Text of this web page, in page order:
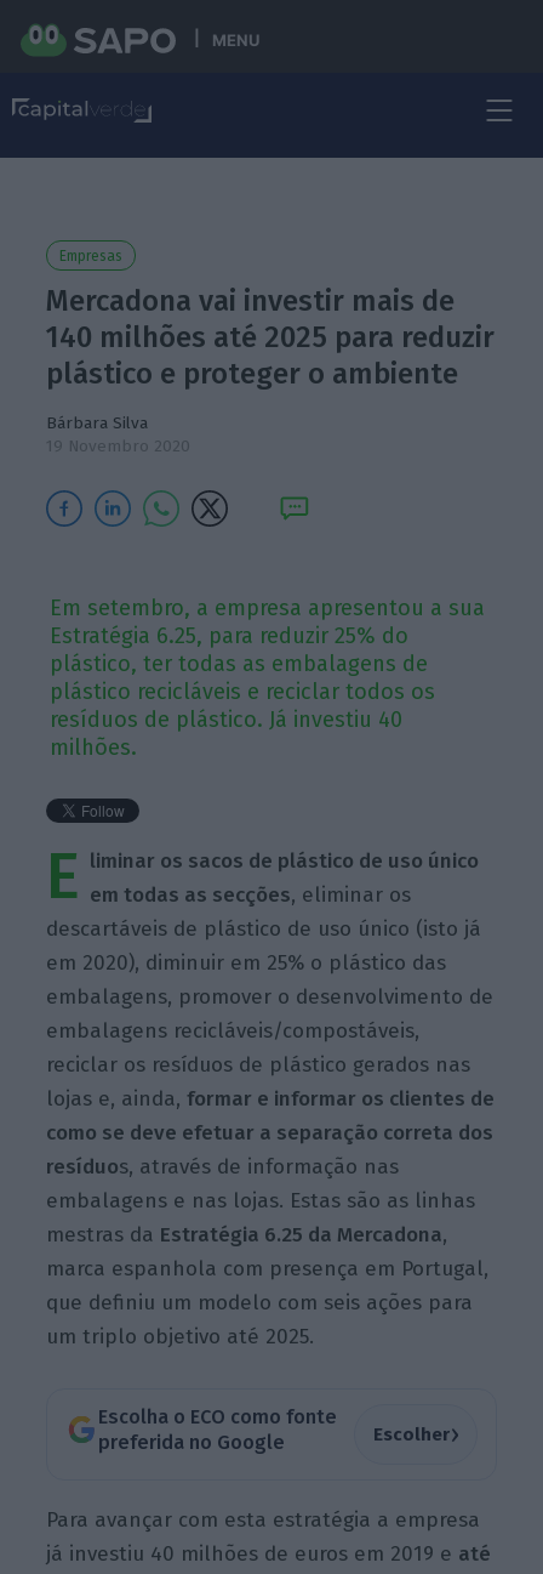
MENU
Empresas
Mercadona vai investir mais de
140 milhões até 2025 para reduzir
plástico e proteger o ambiente
Bárbara Silva
19 Novembro 2020
Em setembro, a empresa apresentou a sua
Estratégia 6.25, para reduzir 25% do
plástico, ter todas as embalagens de
plástico recicláveis e reciclar todos os
resíduos de plástico. Já investiu 40
milhões.
E liminar os sacos de plástico de uso único
em todas as secções, eliminar os
descartáveis de plástico de uso único (isto já
em 2020), diminuir em 25% o plástico das
embalagens, promover o desenvolvimento de
embalagens recicláveis/compostáveis,
reciclar os resíduos de plástico gerados nas
lojas e, ainda,formar e informar os clientes de
como se deve efetuar a separação correta dos
resíduos, através de informação nas
embalagens e nas lojas. Estas são as linhas
mestras da Estratégia 6.25 da Mercadona,
marca espanhola com presença em Portugal,
que definiu um modelo com seis ações para
um triplo objetivo até 2025.
Escolha o ECO como fonte
preferida no Google
Escolher›
Para avançar com esta estratégia a empresa
já investiu 40 milhões de euros em 2019 e até